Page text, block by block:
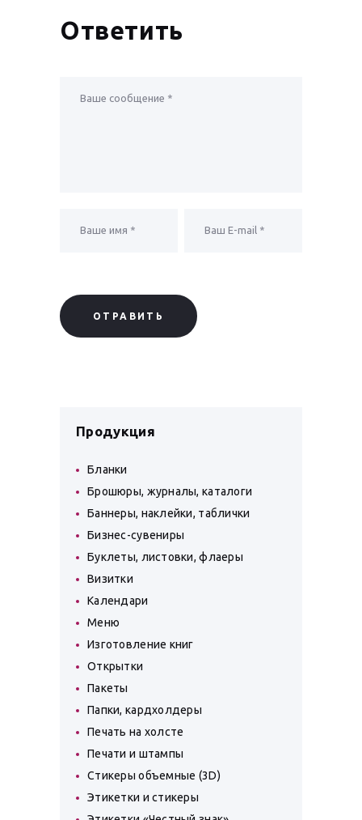
Ответить
Продукция
Бланки
Брошюры, журналы, каталоги
Баннеры, наклейки, таблички
Бизнес-сувениры
Буклеты, листовки, флаеры
Визитки
Календари
Меню
Изготовление книг
Открытки
Пакеты
Папки, кардхолдеры
Печать на холсте
Печати и штампы
Стикеры объемные (3D)
Этикетки и стикеры